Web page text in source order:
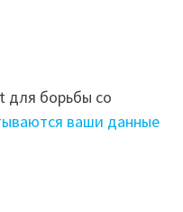
для борьбы со
ваши данные